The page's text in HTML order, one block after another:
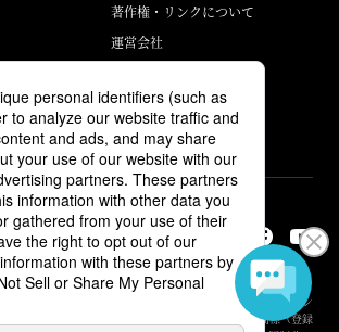
著作権・リンクについて
運営会社
この電子書店・電子書籍配信サービスが、著作権者からコン
諾を得た正規版配信サービスであることを示す登録商標（登録